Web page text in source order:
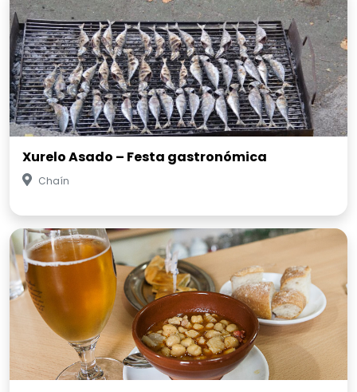
Xurelo Asado – Festa gastronómica
Chaín